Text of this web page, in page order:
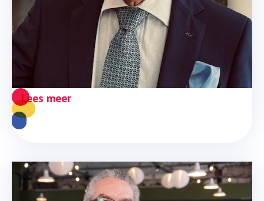
Luisteren om te begrijpen en
niet om te antwoorden
Lees meer